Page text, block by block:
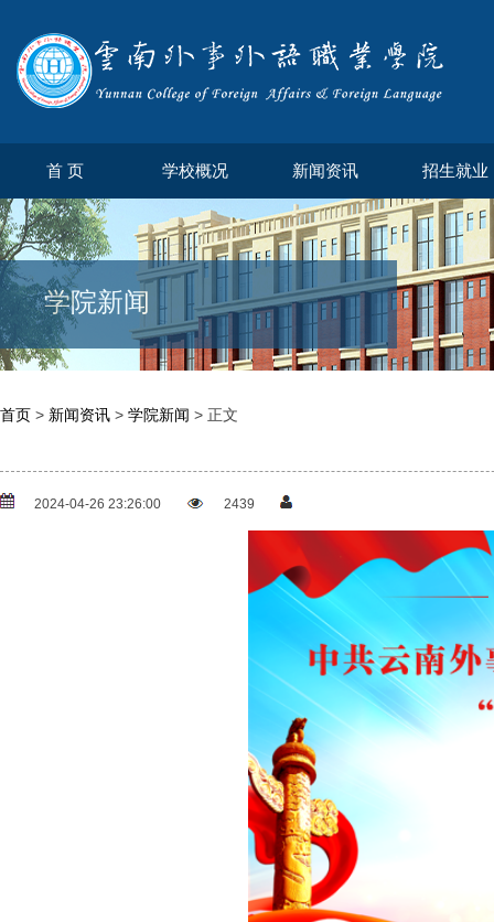
首 页 学校概况 新闻资讯 招生就业
学院新闻
首页 > 新闻资讯 > 学院新闻 > 正文
2024-04-26 23:26:00 2439